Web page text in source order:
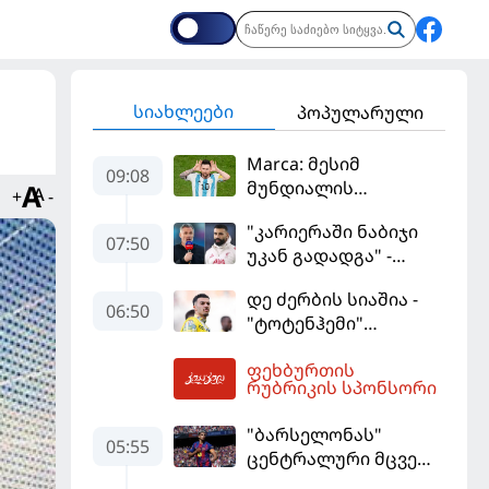
+ -
სიახლეები პოპულარული
09:08
Marca: მესიმ
მუნდიალის
ყველაზე მეტი მუქარა
მიიღო
07:50
"კარიერაში ნაბიჯი
უკან გადადგა" -
არჩევანი დაუწუნა
06:50
დე ძერბის სიაშია -
"ტოტენჰემი"
განიხილავს
ფეხბურთის
რუბრიკის სპონსორი
05:55
"ბარსელონას"
ცენტრალური მცველი